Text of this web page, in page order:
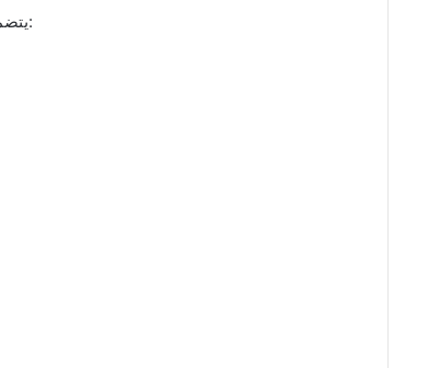
يتضمن بناء محطات بترول مجموعة من العناصر الأساسية التي تشمل: